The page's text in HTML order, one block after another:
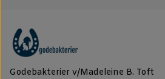
Godebakterier v/Madeleine B. Toft